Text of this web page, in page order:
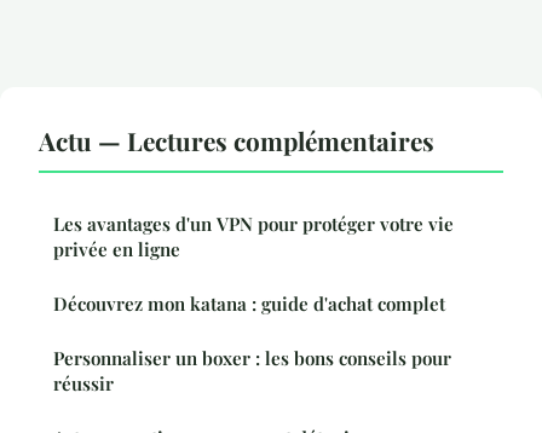
Actu — Lectures complémentaires
Les avantages d'un VPN pour protéger votre vie
privée en ligne
Découvrez mon katana : guide d'achat complet
Personnaliser un boxer : les bons conseils pour
réussir